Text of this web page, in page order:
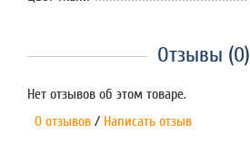
Отзывы (0)
Нет отзывов об этом товаре.
0 отзывов / Написать отзыв